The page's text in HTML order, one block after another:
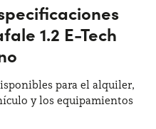
1.2 E-Tech
para el alquiler,
y los equipamientos